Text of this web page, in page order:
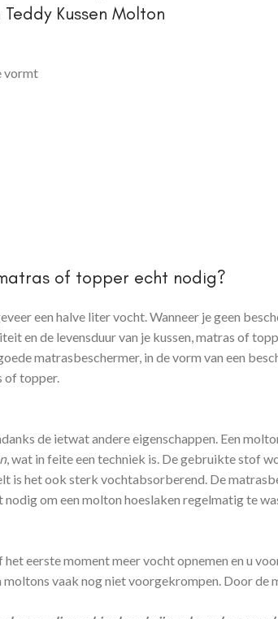
Kussen Molton
vormt
of topper echt nodig?
een halve liter vocht. Wanneer je geen
en de levensduur van je kussen, matras of
matrasbeschermer, in de vorm van een
of topper.
de ietwat andere eigenschappen. Een
, wat in feite een techniek is. De gebruikte stof
het ook sterk vochtabsorberend. De
om een molton hoeslaken regelmatig te
eerste moment meer vocht opnemen en u
vaak nog niet voorgekrompen. Door